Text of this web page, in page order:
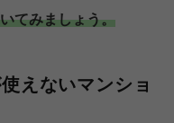
てみましょう。
えないマンショ